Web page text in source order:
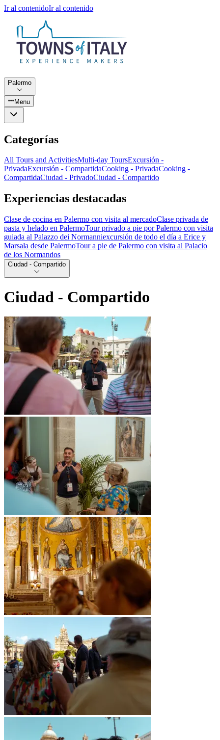
Ir al contenidoIr al contenido
Palermo
Menu
Categorías
All Tours and ActivitiesMulti-day ToursExcursión -
PrivadaExcursión - CompartidaCooking - PrivadaCooking -
CompartidaCiudad - PrivadoCiudad - Compartido
Experiencias destacadas
Clase de cocina en Palermo con visita al mercadoClase privada de
pasta y helado en PalermoTour privado a pie por Palermo con visita
guiada al Palazzo dei Normanniexcursión de todo el día a Erice y
Marsala desde PalermoTour a pie de Palermo con visita al Palacio
de los Normandos
Ciudad - Compartido
Ciudad - Compartido